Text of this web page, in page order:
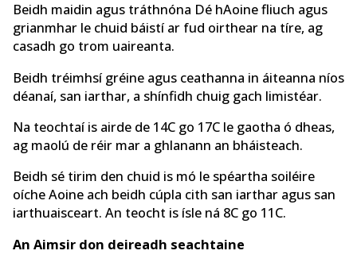
Beidh maidin agus tráthnóna Dé hAoine fliuch agus
grianmhar le chuid báistí ar fud oirthear na tíre, ag
casadh go trom uaireanta.
Beidh tréimhsí gréine agus ceathanna in áiteanna níos
déanaí, san iarthar, a shínfidh chuig gach limistéar.
Na teochtaí is airde de 14C go 17C le gaotha ó dheas,
ag maolú de réir mar a ghlanann an bháisteach.
Beidh sé tirim den chuid is mó le spéartha soiléire
oíche Aoine ach beidh cúpla cith san iarthar agus san
iarthuaisceart. An teocht is ísle ná 8C go 11C.
An Aimsir don deireadh seachtaine